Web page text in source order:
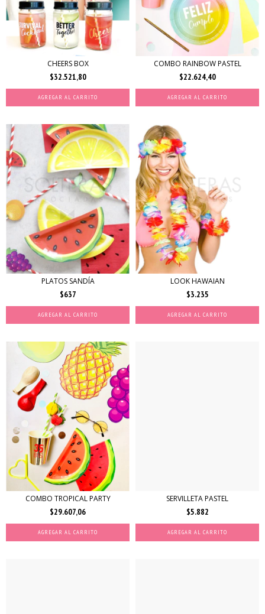
CHEERS BOX
$32.521,80
AGREGAR AL CARRITO
COMBO RAINBOW PASTEL
$22.624,40
AGREGAR AL CARRITO
PLATOS SANDÍA
$637
AGREGAR AL CARRITO
LOOK HAWAIAN
$3.235
COMBO TROPICAL PARTY
$29.607,06
AGREGAR AL CARRITO
SERVILLETA PASTEL
$5.882